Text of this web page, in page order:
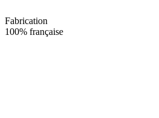
Fabrication
100% française